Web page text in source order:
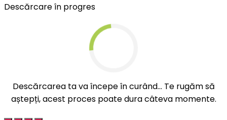
Descărcare în progres
Descărcarea ta va începe în curând... Te rugăm să
aștepți, acest proces poate dura câteva momente.